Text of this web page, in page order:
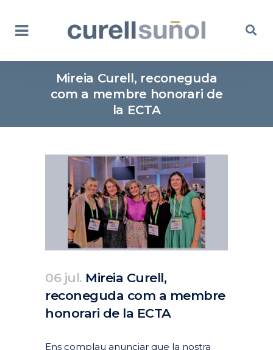
Mireia Curell, reconeguda
com a membre honorari de
la ECTA
06 jul. Mireia Curell,
reconeguda com a membre
honorari de la ECTA
Ens complau anunciar que la nostra